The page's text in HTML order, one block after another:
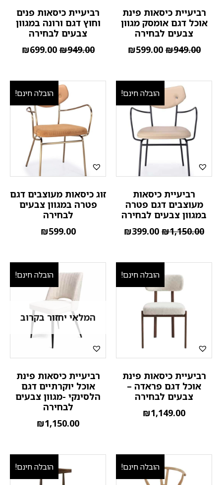
רביעיית כיסאות פינת
אוכל דגם אומסק מגוון
צבעים לבחירה
₪949.00
₪599.00
רביעיית כיסאות פנים
וחוץ דגם ורונה במגוון
צבעים לבחירה
₪949.00
₪699.00
הובלה חינם!
רביעיית כיסאות
מעוצבים דגם פטרה
במגוון צבעים לבחירה
₪1,150.00
₪399.00
הובלה חינם!
זוג כיסאות מעוצבים דגם
פטרה במגוון צבעים
לבחירה
₪599.00
הובלה חינם!
רביעיית כיסאות פינת
אוכל דגם פראדה –
צבעים לבחירה
₪1,149.00
הובלה חינם!
המלאי יחזור בקרוב
רביעיית כיסאות פינת
אוכל יוקרתיים דגם
הלסינקי -מגוון צבעים
לבחירה
₪1,150.00
הובלה חינם! הובלה חינם!